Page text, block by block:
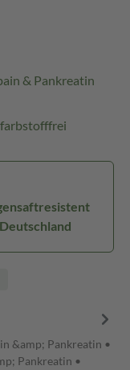
& Pankreatin
&amp; Pankreatin •
Pankreatin •